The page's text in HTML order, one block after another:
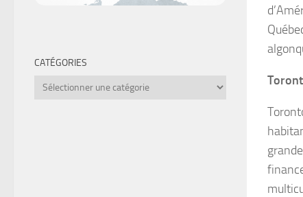
CATÉGORIES
Catégories